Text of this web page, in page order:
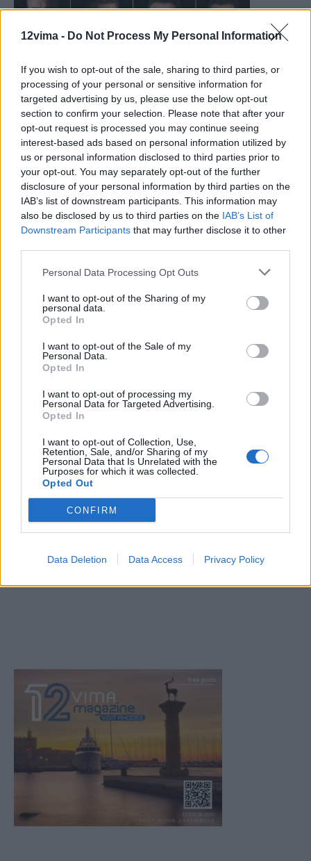
12vima - Do Not Process My Personal Information
If you wish to opt-out of the sale, sharing to third parties, or
processing of your personal or sensitive information for
targeted advertising by us, please use the below opt-out
section to confirm your selection. Please note that after your
opt-out request is processed you may continue seeing
interest-based ads based on personal information utilized by
us or personal information disclosed to third parties prior to
your opt-out. You may separately opt-out of the further
disclosure of your personal information by third parties on the
IAB’s list of downstream participants. This information may
also be disclosed by us to third parties on the IAB’s List of
Downstream Participants that may further disclose it to other
Personal Data Processing Opt Outs
I want to opt-out of the Sharing of my
personal data.
Opted In
I want to opt-out of the Sale of my
Personal Data.
Opted In
I want to opt-out of processing my
Personal Data for Targeted Advertising.
Opted In
I want to opt-out of Collection, Use,
Retention, Sale, and/or Sharing of my
Personal Data that Is Unrelated with the
Purposes for which it was collected.
Opted Out
CONFIRM
Data Deletion Data Access Privacy Policy